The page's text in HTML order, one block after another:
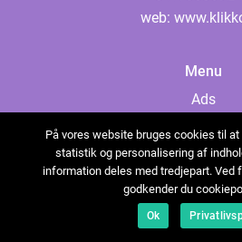
web:
Menu
Ads
Cookies
Contact
Sitemap
På vores website bruges cookies til
statistik og personalisering af
information deles med tredjepart. Ved
godkender du
Ok